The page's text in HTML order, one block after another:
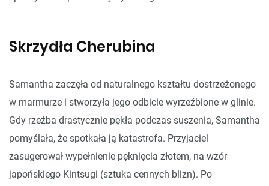
Skrzydła Cherubina
Samantha zaczęła od naturalnego kształtu dostrzeżonego
w marmurze i stworzyła jego odbicie wyrzeźbione w glinie.
Gdy rzeźba drastycznie pękła podczas suszenia, Samantha
pomyślała, że spotkała ją katastrofa. Przyjaciel
zasugerował wypełnienie pęknięcia złotem, na wzór
japońskiego Kintsugi (sztuka cennych blizn). Po